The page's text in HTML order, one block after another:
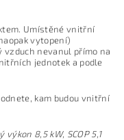
Umístěné vnitřní
vytopení)
vzduch nevanul přímo na
jednotek a podle
kam budou vnitřní
8,5 kW, SCOP 5,1